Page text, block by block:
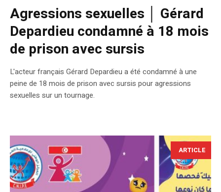
Agressions sexuelles │ Gérard
Depardieu condamné à 18 mois
de prison avec sursis
L'acteur français Gérard Depardieu a été condamné à une
peine de 18 mois de prison avec sursis pour agressions
sexuelles sur un tournage.
ARTICLE